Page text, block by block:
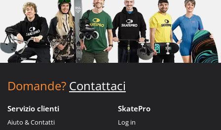
Domande? Contattaci
Servizio clienti
Aiuto & Contatti
SkatePro
Log in